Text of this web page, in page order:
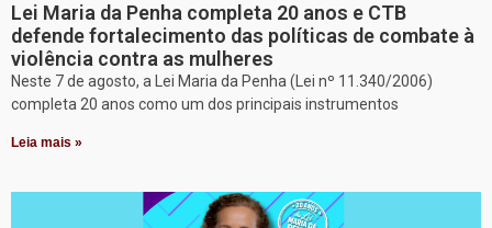
Lei Maria da Penha completa 20 anos e CTB
defende fortalecimento das políticas de combate à
violência contra as mulheres
Neste 7 de agosto, a Lei Maria da Penha (Lei nº 11.340/2006)
completa 20 anos como um dos principais instrumentos
Leia mais »